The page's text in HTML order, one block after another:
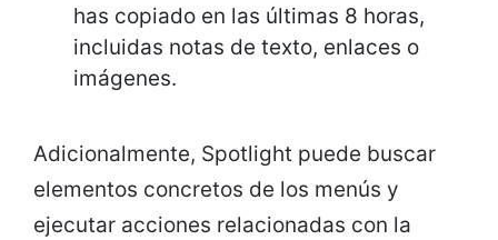
has copiado en las últimas 8 horas,
incluidas notas de texto, enlaces o
imágenes.
Adicionalmente, Spotlight puede buscar
elementos concretos de los menús y
ejecutar acciones relacionadas con la